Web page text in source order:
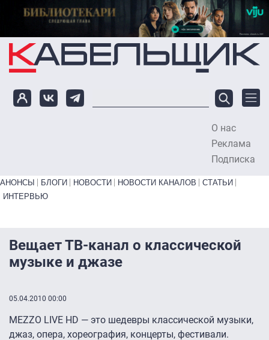
Перейти к основному содержанию
О нас
Реклама
Подписка
Primary links bottom
АНОНСЫ БЛОГИ НОВОСТИ НОВОСТИ КАНАЛОВ
СТАТЬИ
ИНТЕРВЬЮ
Вещает ТВ-канал о классической
музыке и джазе
05.04.2010 00:00
MEZZO LIVE HD — это шедевры классической музыки,
джаз, опера, хореография, концерты, фестивали.